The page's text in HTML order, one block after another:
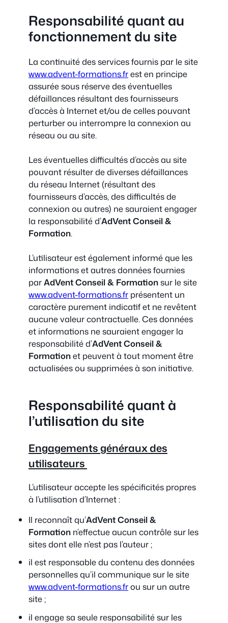
Responsabilité quant au
fonctionnement du site
La continuité des services fournis par le site
www.advent-formations.frest en principe
assurée sous réserve des éventuelles
défaillances résultant des fournisseurs
d’accès à Internet et/ou de celles pouvant
perturber ou interrompre la connexion au
réseau ou au site.
Les éventuelles difficultés d’accès au site
pouvant résulter de diverses défaillances
du réseau Internet (résultant des
fournisseurs d’accès, des difficultés de
connexion ou autres) ne sauraient engager
la responsabilité d’AdVent Conseil &
Formation.
L’utilisateur est également informé que les
informations et autres données fournies
parAdVent Conseil & Formationsur le site
www.advent-formations.fr présentent un
caractère purement indicatif et ne revêtent
aucune valeur contractuelle. Ces données
et informations ne sauraient engager la
responsabilité d’AdVentConseil &
Formationet peuvent à tout moment être
actualisées ou supprimées à son initiative.
Responsabilité quant à
l’utilisation du site
Engagements généraux des
utilisateurs
L’utilisateur accepte les spécificités propres
à l’utilisation d’Internet :
Il reconnaît qu’AdVentConseil &
Formation n’effectue aucun contrôle sur les
sites dont elle n’est pas l’auteur ;
il est responsable du contenu des données
personnelles qu’il communique sur le site
www.advent-formations.frou sur un autre
site ;
il engage sa seule responsabilité sur les